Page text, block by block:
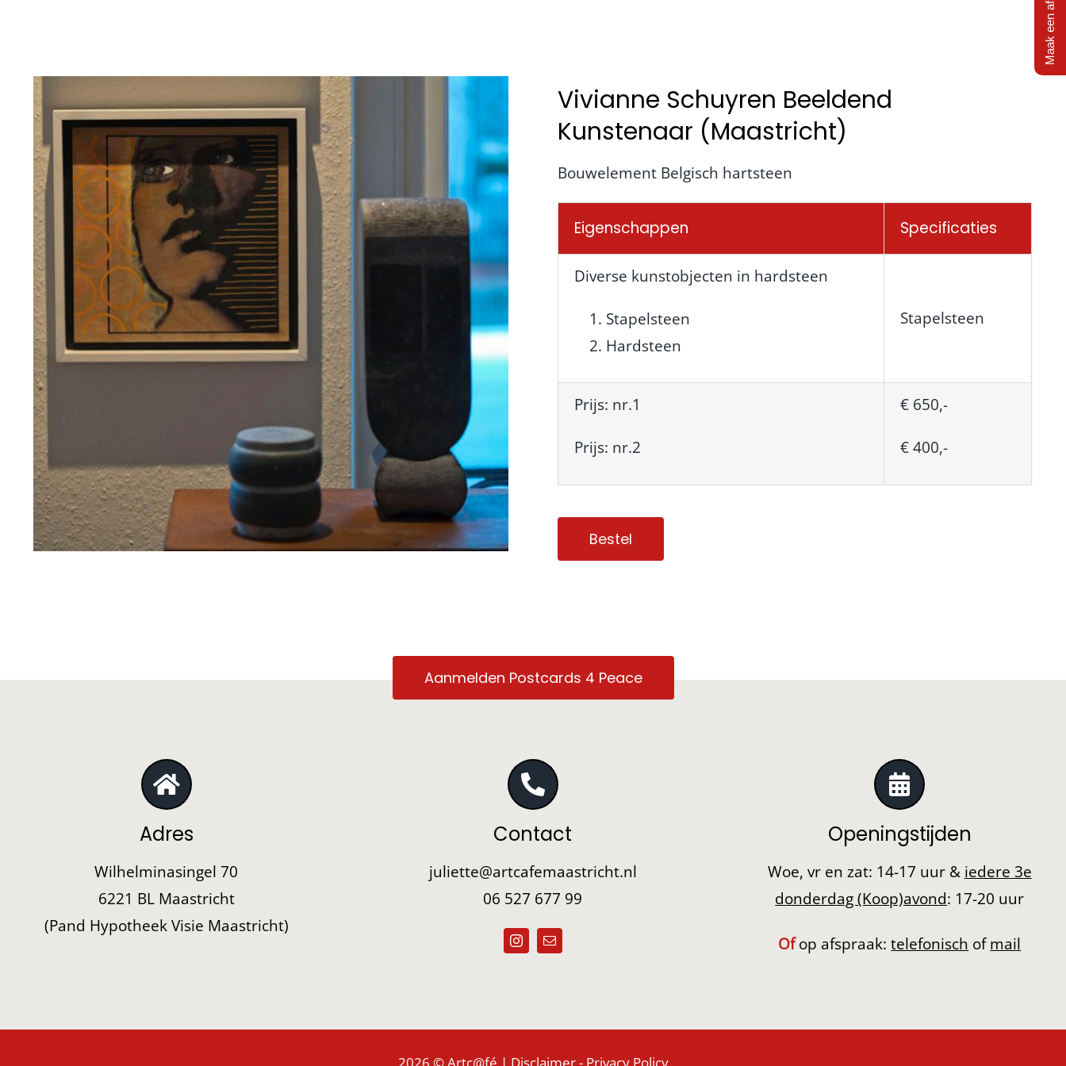
Vivianne Schuyren Beeldend
Kunstenaar (Maastricht)
Bouwelement Belgisch hartsteen
Eigenschappen Specificaties
Diverse kunstobjecten in hardsteen
Stapelsteen
Hardsteen
Stapelsteen
Prijs: nr.1
Prijs: nr.2
€ 650,-
€ 400,-
Bestel
Aanmelden Postcards 4 Peace
Adres
Wilhelminasingel 70
6221 BL Maastricht
(Pand Hypotheek Visie Maastricht)
Contact
juliette@artcafemaastricht.nl
06 527 677 99
Openingstijden
Woe, vr en zat: 14-17 uur & iedere 3e
donderdag (Koop)avond: 17-20 uur
Ofop afspraak:telefonisch ofmail